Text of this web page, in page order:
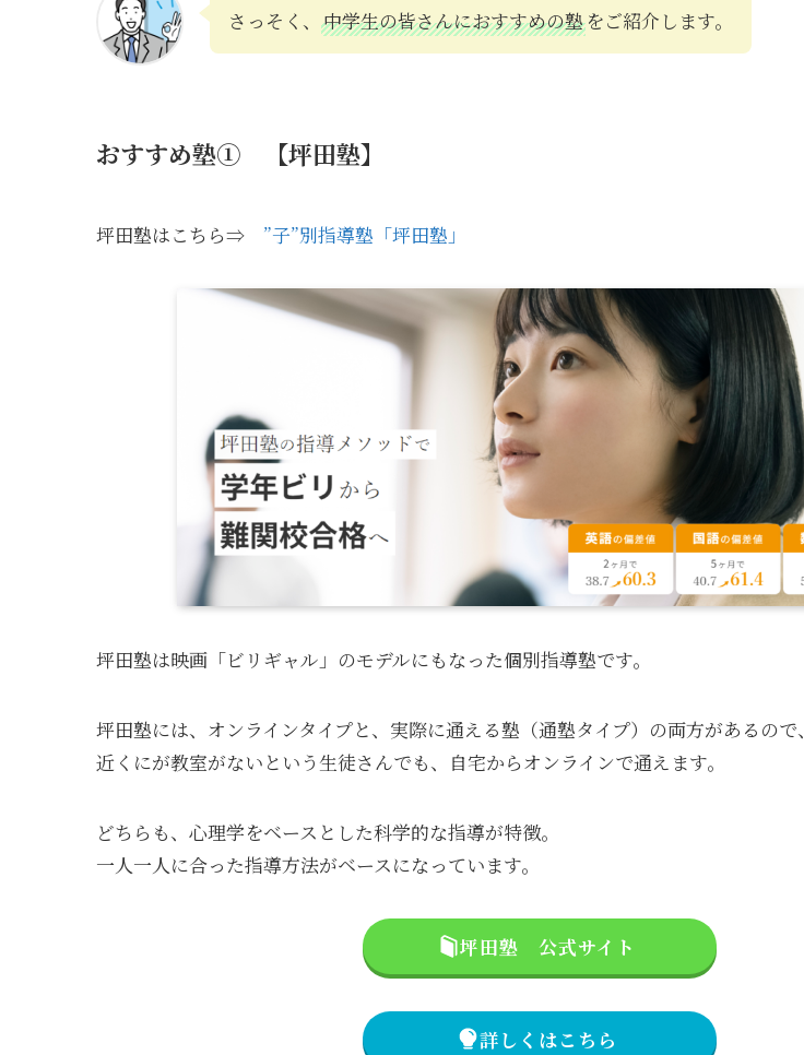
さっそく、 中学生の皆さんにおすすめの塾 をご紹介します。
おすすめ塾① 【坪田塾】
坪田塾はこちら⇒ ”子”別指導塾「坪田塾」
坪田塾は映画「ビリギャル」のモデルにもなった個別指導塾です。
坪田塾には、オンラインタイプと、実際に通える塾（通塾タイプ）の両方があるので、
近くにが教室がないという生徒さんでも、自宅からオンラインで通えます。
どちらも、心理学をベースとした科学的な指導が特徴。
一人一人に合った指導方法がベースになっています。
坪田塾 公式サイト
詳しくはこちら